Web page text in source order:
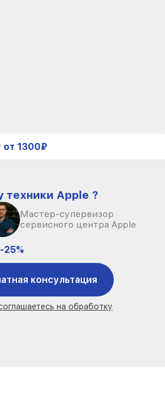
от 1300₽
техники Apple ?
Мастер-супервизор
сервисного центра Apple
25%
консультация
на обработку